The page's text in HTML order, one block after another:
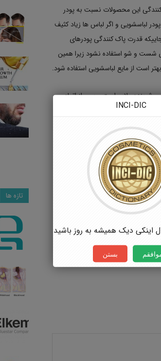
این محصولات نسبت به پودر
لباسشویی و اگر لباس ها زیاد کثیف
قدرت پاک کنندگی پودرهای
شست و شو استفاده نشود زیرا همین
است از مایع لباسشویی استفاده شود.
شوینده ملایم است و پس از اتمام
نمی شوند و پس از اتمام شست و شو،
همان عدم انحلال درست و کامل
مشکی شوی، سفید شوی و رنگی شوی
است ولی از مواد سفید کننده در انها
تازه ها
INCI-DIC
اینکی دیک همیشه به روز باشید
بستن